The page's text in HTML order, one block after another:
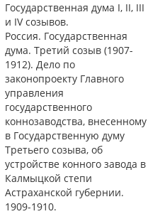
Государственная дума I, II, III
и IV созывов.
Россия. Государственная
дума. Третий созыв (1907-
1912). Дело по
законопроекту Главного
управления
государственного
коннозаводства, внесенному
в Государственную думу
Третьего созыва, об
устройстве конного завода в
Калмыцкой степи
Астраханской губернии.
1909-1910.